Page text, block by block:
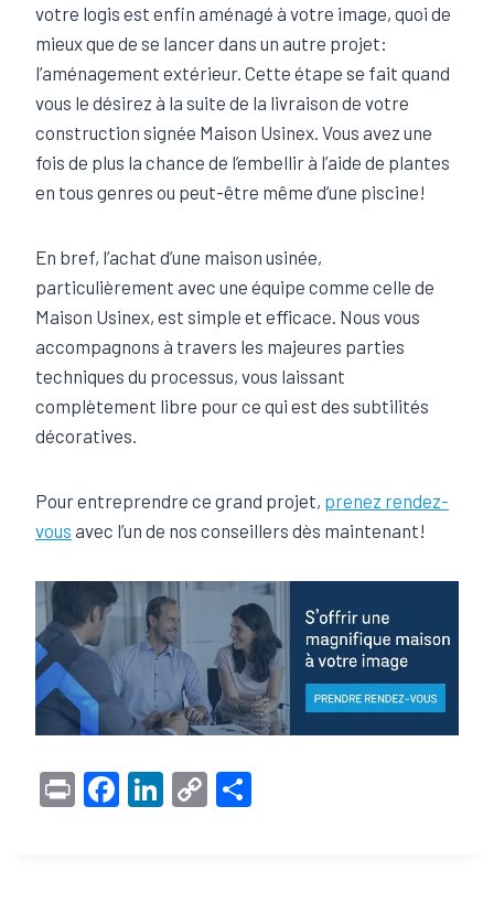
votre logis est enfin aménagé à votre image, quoi de
mieux que de se lancer dans un autre projet:
l’aménagement extérieur. Cette étape se fait quand
vous le désirez à la suite de la livraison de votre
construction signée Maison Usinex. Vous avez une
fois de plus la chance de l’embellir à l’aide de plantes
en tous genres ou peut-être même d’une piscine!
En bref, l’achat d’une maison usinée,
particulièrement avec une équipe comme celle de
Maison Usinex, est simple et efficace. Nous vous
accompagnons à travers les majeures parties
techniques du processus, vous laissant
complètement libre pour ce qui est des subtilités
décoratives.
Pour entreprendre ce grand projet, prenez rendez-
vous avec l’un de nos conseillers dès maintenant!
Pr F
Li C